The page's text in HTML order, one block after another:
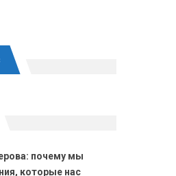
почему мы
которые нас